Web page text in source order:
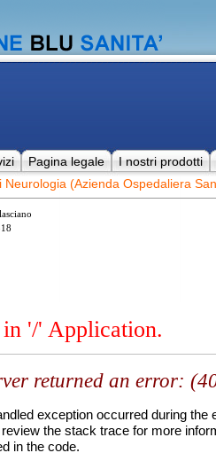
Pagina legale
I nostri prodotti
Neurologia (Azienda Ospedaliera